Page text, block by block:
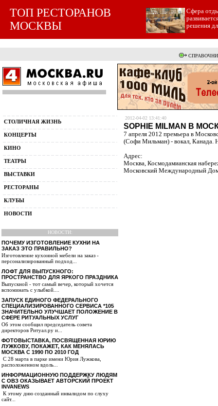
ТОП РЕСТОРАНОВ
МОСКВЫ
Cфера
решения
СТОЛИЧНАЯ ЖИЗНЬ
КОНЦЕРТЫ
КИНО
ТЕАТРЫ
ВЫСТАВКИ
РЕСТОРАНЫ
КЛУБЫ
НОВОСТИ
НОВОСТИ:
ПОЧЕМУ ИЗГОТОВЛЕНИЕ КУХНИ НА
ЗАКАЗ ЭТО ПРАВИЛЬНО?
Изготовление кухонной мебели на заказ -
персонализированный подход...
ЛОФТ ДЛЯ ВЫПУСКНОГО:
ПРОСТРАНСТВО ДЛЯ ЯРКОГО ПРАЗДНИКА
Выпускной - тот самый вечер, который хочется
вспоминать с улыбкой....
ЗАПУСК ЕДИНОГО ФЕДЕРАЛЬНОГО
СПЕЦИАЛИЗИРОВАННОГО СЕРВИСА *105
ЗНАЧИТЕЛЬНО УЛУЧШАЕТ ПОЛОЖЕНИЕ В
СФЕРЕ РИТУАЛЬНЫХ УСЛУГ
Об этом сообщил председатель совета
директоров Ритуал.ру и...
ФОТОВЫСТАВКА, ПОСВЯЩЕННАЯ ЮРИЮ
ЛУЖКОВУ, ПОКАЖЕТ, КАК МЕНЯЛАСЬ
МОСКВА С 1990 ПО 2010 ГОД
С 28 марта в парке имени Юрия Лужкова,
расположенном вдоль...
ИНФОРМАЦИОННУЮ ПОДДЕРЖКУ ЛЮДЯМ
С ОВЗ ОКАЗЫВАЕТ АВТОРСКИЙ ПРОЕКТ
INVANEWS
К этому дню созданный инвалидом по слуху
сайт...
2012-04-02 13:41:40
SOPHIE MILMAN В
7 апреля 2012 премьера в
(Cофи Мильман) - вокал, Канада.
Адрес:
Москва, Космодамианская
Московский Международный